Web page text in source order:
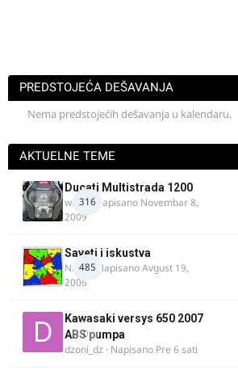
PREDSTOJEĆA DEŠAVANJA
Nema predstojećih dešavanja u kalendaru.
AKTUELNE TEME
316
Ducati Multistrada 1200
wulfy· Napisano Novembar 8,
2009
485
Saveti i iskustva
Najzli· NapisanoAvgust 19,
2006
0
Kawasaki versys 650 2007
ABS pumpa
dzoni_dz · Napisano Pre 6 sati